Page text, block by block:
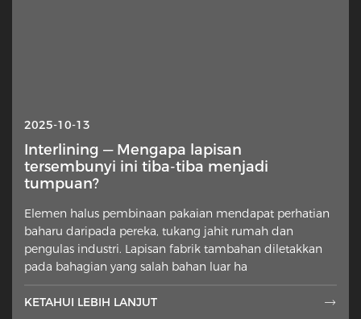
2025-10-13
Interlining — Mengapa lapisan
tersembunyi ini tiba-tiba menjadi
tumpuan?
Elemen halus pembinaan pakaian mendapat perhatian
baharu daripada pereka, tukang jahit rumah dan
pengulas industri. Lapisan fabrik tambahan diletakkan
pada bahagian yang salah bahan luar ha
KETAHUI LEBIH LANJUT 